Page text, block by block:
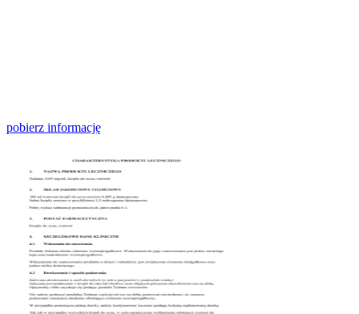
pobierz informację